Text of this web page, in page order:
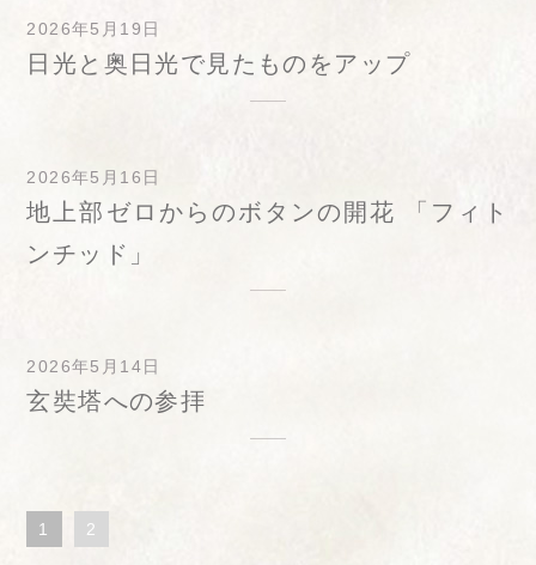
2026年5月19日
日光と奥日光で見たものをアップ
2026年5月16日
地上部ゼロからのボタンの開花 「フィト
ンチッド」
2026年5月14日
玄奘塔への参拝
1 2